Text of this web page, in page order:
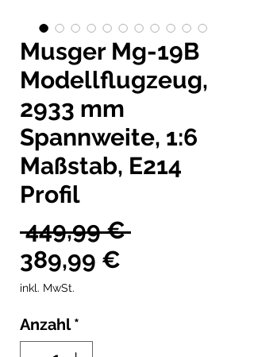
Musger Mg-19B
Modellflugzeug,
2933 mm
Spannweite, 1:6
Maßstab, E214
Profil
449,99 €
389,99 €
inkl. MwSt.
Anzahl *